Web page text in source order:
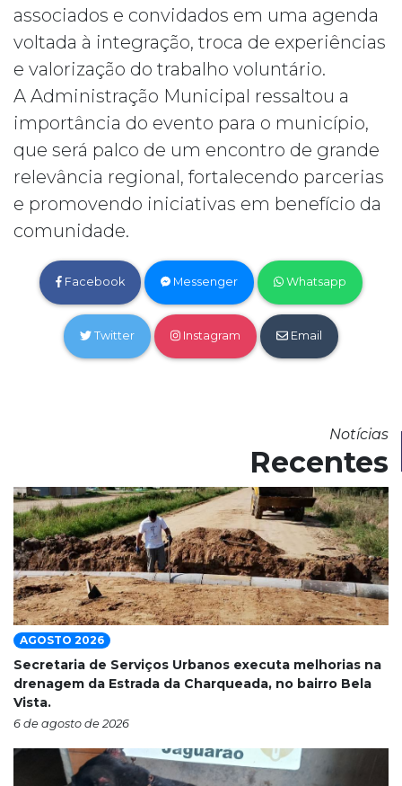
associados e convidados em uma agenda
voltada à integração, troca de experiências
e valorização do trabalho voluntário.
A Administração Municipal ressaltou a
importância do evento para o município,
que será palco de um encontro de grande
relevância regional, fortalecendo parcerias
e promovendo iniciativas em benefício da
comunidade.
Facebook Messenger Whatsapp
Twitter Instagram Email
Notícias
Recentes
AGOSTO 2026
Secretaria de Serviços Urbanos executa melhorias na
drenagem da Estrada da Charqueada, no bairro Bela
Vista.
6 de agosto de 2026